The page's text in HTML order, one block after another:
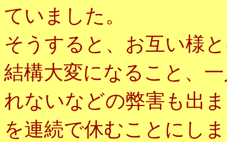
ていました。
そうすると、お互い様
結構大変になること、
れないなどの弊害も出
を連続で休むことにし